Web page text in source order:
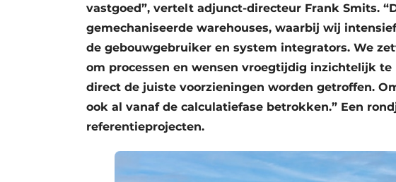
vastgoed”, vertelt adjunct-directeur Frank Smits.
gemechaniseerde warehouses, waarbij wij
de gebouwgebruiker en system integrators. We
om processen en wensen vroegtijdig inzichtelijk
direct de juiste voorzieningen worden getroffen.
ook al vanaf de calculatiefase betrokken.” Een
referentieprojecten.